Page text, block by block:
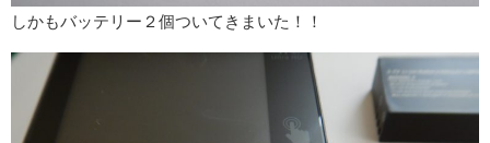
しかもバッテリー２個ついてきまいた！！